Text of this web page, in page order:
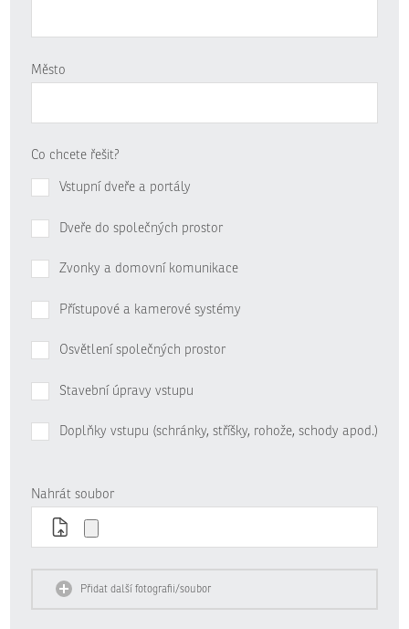
Město
Co chcete řešit?
Vstupní dveře a portály
Dveře do společných prostor
Zvonky a domovní komunikace
Přístupové a kamerové systémy
Osvětlení společných prostor
Stavební úpravy vstupu
Doplňky vstupu (schránky, stříšky, rohože, schody apod.)
Nahrát soubor
Přidat další fotografii/soubor